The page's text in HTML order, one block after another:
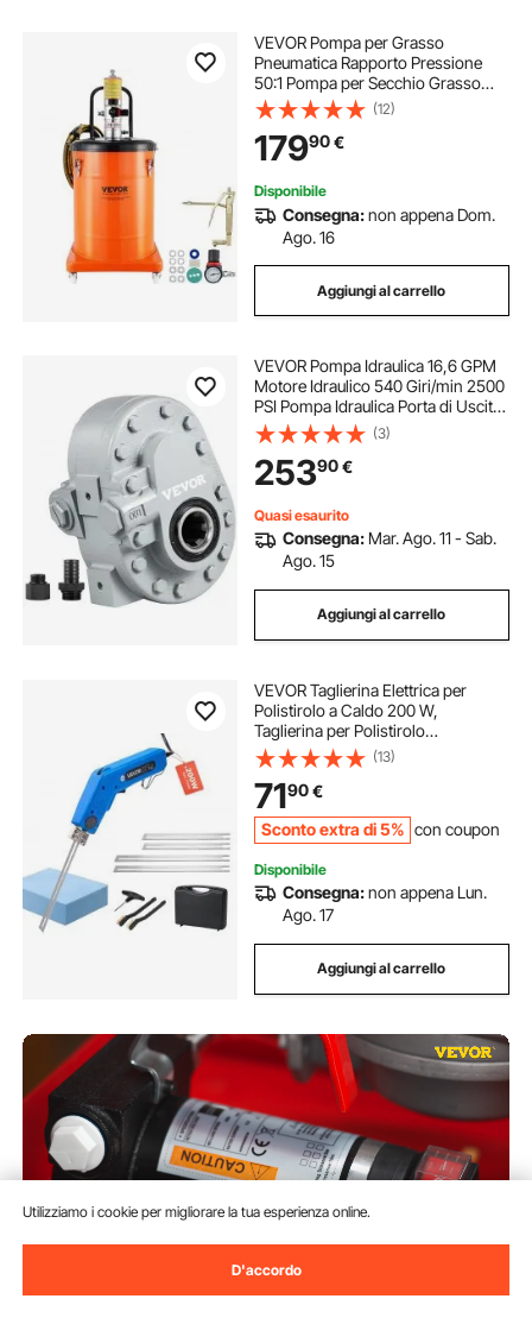
VEVOR Pompa per Grasso
Pneumatica Rapporto Pressione
50:1 Pompa per Secchio Grasso
Pneumatica da 40 Litri Pistola per
Grasso Pompa per Grasso Portatile
Ruote Tubo 4m Ugello 360°
Raccordo NPT Standard
(12)
17990€
Disponibile
Consegna:non appena Dom.
Ago. 16
Aggiungi al carrello
VEVOR Pompa Idraulica 16,6 GPM
Motore Idraulico 540 Giri/min 2500
PSI Pompa Idraulica Porta di Uscita
SAE 12 per Spaccalegna per
Sollevatore Portellone Camion,
Sollevatore a Forbice
(3)
25390€
Quasi esaurito
Consegna: Mar. Ago. 11 - Sab.
Ago. 15
Aggiungi al carrello
VEVOR Taglierina Elettrica per
Polistirolo a Caldo 200 W,
Taglierina per Polistirolo
50℃-500℃, Lame da 150 mm e
200 mm, Attrezzi per Taglio di
Polietilene, Schiuma
(13)
7190€
Sconto extra di 5% con coupon
Disponibile
Consegna:non appena Lun.
Ago. 17
Aggiungi al carrello
Utilizziamo i cookie per migliorare la tua esperienza online.
D'accordo